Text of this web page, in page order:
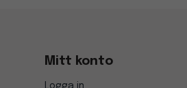
Mitt konto
Logga in